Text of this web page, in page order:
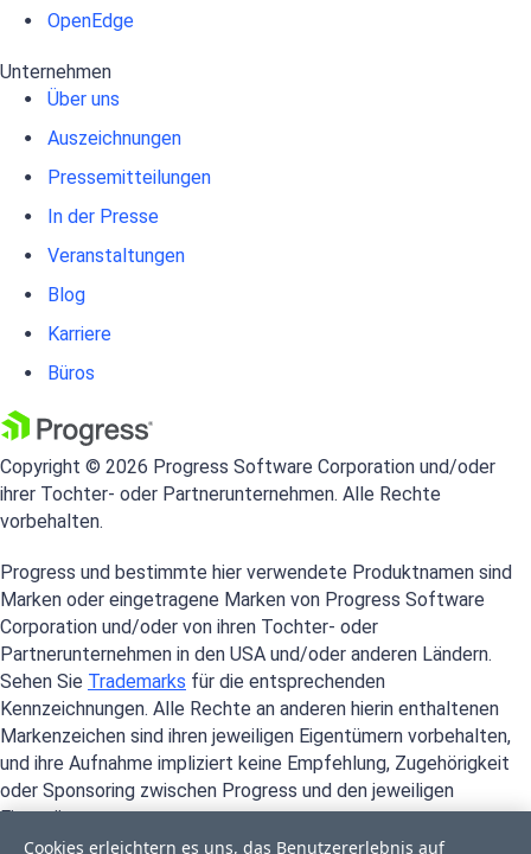
OpenEdge
Unternehmen
Über uns
Auszeichnungen
Pressemitteilungen
In der Presse
Veranstaltungen
Blog
Karriere
Büros
Copyright © 2026 Progress Software Corporation und/oder
ihrer Tochter- oder Partnerunternehmen. Alle Rechte
vorbehalten.
Progress und bestimmte hier verwendete Produktnamen sind
Marken oder eingetragene Marken von Progress Software
Corporation und/oder von ihren Tochter- oder
Partnerunternehmen in den USA und/oder anderen Ländern.
Sehen Sie Trademarks für die entsprechenden
Kennzeichnungen. Alle Rechte an anderen hierin enthaltenen
Markenzeichen sind ihren jeweiligen Eigentümern vorbehalten,
und ihre Aufnahme impliziert keine Empfehlung, Zugehörigkeit
oder Sponsoring zwischen Progress und den jeweiligen
Eigentümern.
Cookies erleichtern es uns, das Benutzererlebnis auf